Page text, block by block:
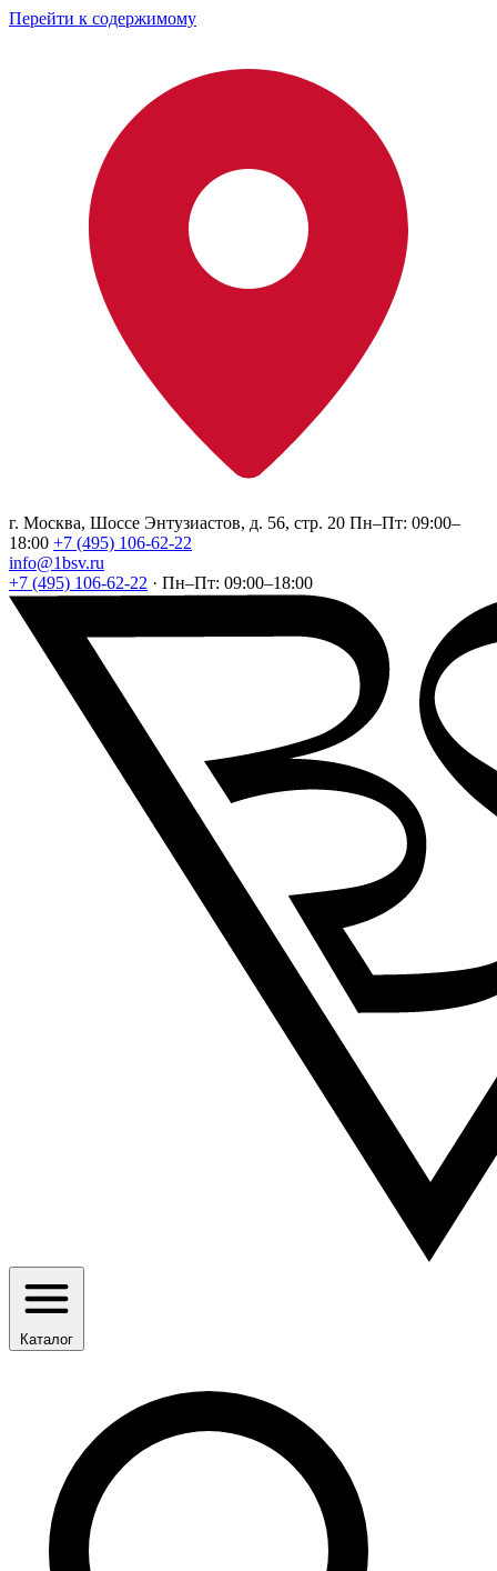
Перейти к содержимому
г. Москва, Шоссе Энтузиастов, д. 56, стр. 20 Пн–Пт: 09:00–
18:00 +7 (495) 106-62-22
info@1bsv.ru
+7 (495) 106-62-22 · Пн–Пт: 09:00–18:00
Каталог